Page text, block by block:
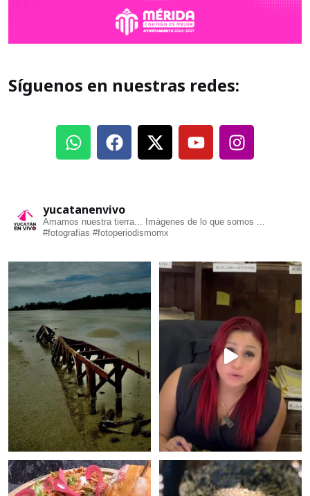
Síguenos en nuestras redes:
yucatanenvivo
Amamos nuestra tierra... Imágenes de lo que somos ...
#fotografias #fotoperiodismomx